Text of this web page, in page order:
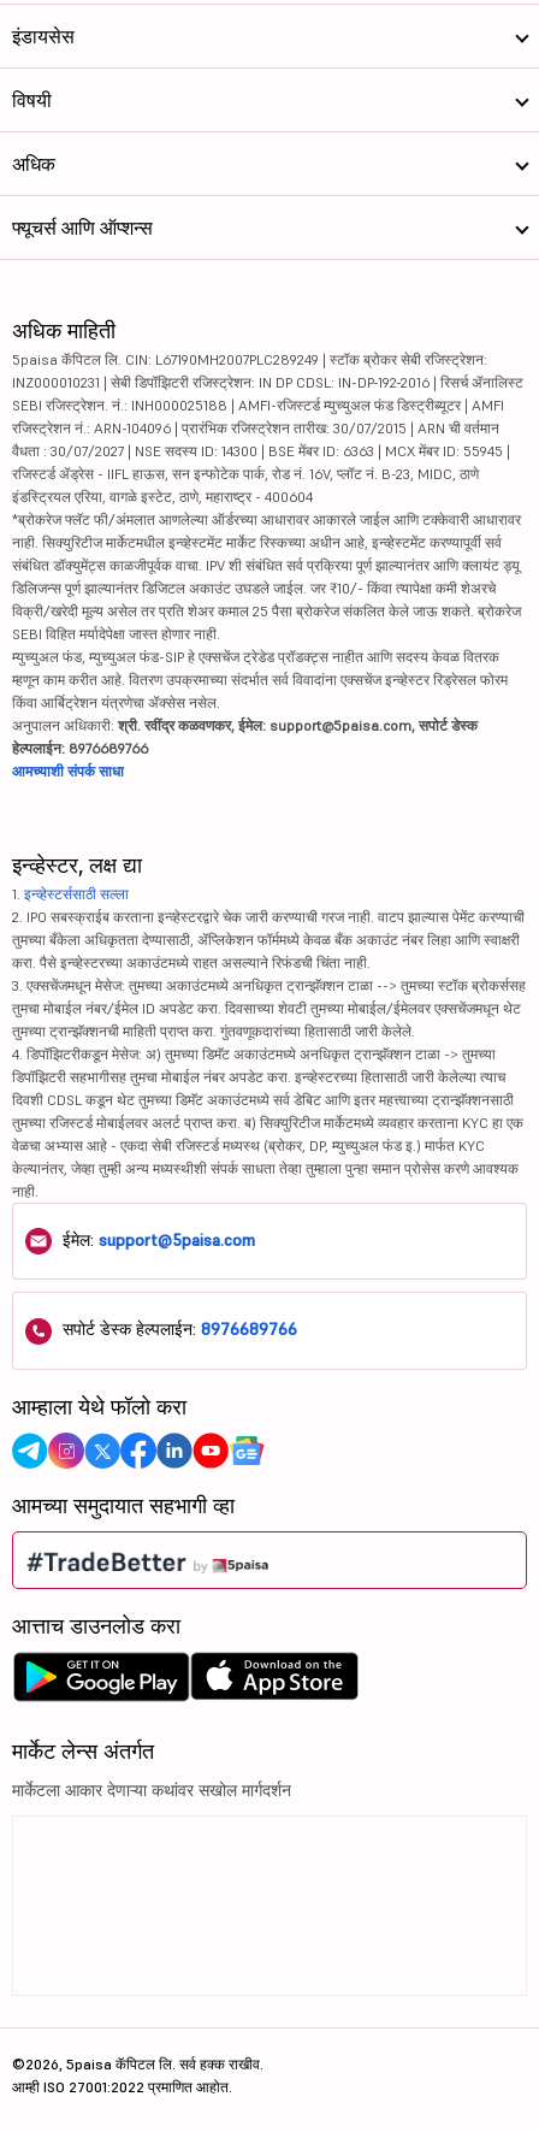
इंडायसेस
विषयी
अधिक
फ्यूचर्स आणि ऑप्शन्स
अधिक माहिती
5paisa कॅपिटल लि. CIN: L67190MH2007PLC289249 | स्टॉक ब्रोकर सेबी रजिस्ट्रेशन:
INZ000010231 | सेबी डिपॉझिटरी रजिस्ट्रेशन: IN DP CDSL: IN-DP-192-2016 | रिसर्च ॲनालिस्ट
SEBI रजिस्ट्रेशन. नं.: INH000025188 | AMFI-रजिस्टर्ड म्युच्युअल फंड डिस्ट्रीब्यूटर | AMFI
रजिस्ट्रेशन नं.: ARN-104096 | प्रारंभिक रजिस्ट्रेशन तारीख: 30/07/2015 | ARN ची वर्तमान
वैधता : 30/07/2027 | NSE सदस्य ID: 14300 | BSE मेंबर ID: 6363 | MCX मेंबर ID: 55945 |
रजिस्टर्ड ॲड्रेस - IIFL हाऊस, सन इन्फोटेक पार्क, रोड नं. 16V, प्लॉट नं. B-23, MIDC, ठाणे
इंडस्ट्रियल एरिया, वागळे इस्टेट, ठाणे, महाराष्ट्र - 400604
*ब्रोकरेज फ्लॅट फी/अंमलात आणलेल्या ऑर्डरच्या आधारावर आकारले जाईल आणि टक्केवारी आधारावर
नाही. सिक्युरिटीज मार्केटमधील इन्व्हेस्टमेंट मार्केट रिस्कच्या अधीन आहे, इन्व्हेस्टमेंट करण्यापूर्वी सर्व
संबंधित डॉक्युमेंट्स काळजीपूर्वक वाचा. IPV शी संबंधित सर्व प्रक्रिया पूर्ण झाल्यानंतर आणि क्लायंट ड्यू
डिलिजन्स पूर्ण झाल्यानंतर डिजिटल अकाउंट उघडले जाईल. जर ₹10/- किंवा त्यापेक्षा कमी शेअरचे
विक्री/खरेदी मूल्य असेल तर प्रति शेअर कमाल 25 पैसा ब्रोकरेज संकलित केले जाऊ शकते. ब्रोकरेज
SEBI विहित मर्यादेपेक्षा जास्त होणार नाही.
म्युच्युअल फंड, म्युच्युअल फंड-SIP हे एक्सचेंज ट्रेडेड प्रॉडक्ट्स नाहीत आणि सदस्य केवळ वितरक
म्हणून काम करीत आहे. वितरण उपक्रमाच्या संदर्भात सर्व विवादांना एक्सचेंज इन्व्हेस्टर रिड्रेसल फोरम
किंवा आर्बिट्रेशन यंत्रणेचा ॲक्सेस नसेल.
अनुपालन अधिकारी: श्री. रवींद्र कळवणकर, ईमेल: support@5paisa.com, सपोर्ट डेस्क
हेल्पलाईन: 8976689766
आमच्याशी संपर्क साधा
इन्व्हेस्टर, लक्ष द्या
1. इन्व्हेस्टर्ससाठी सल्ला
2. IPO सबस्क्राईब करताना इन्व्हेस्टरद्वारे चेक जारी करण्याची गरज नाही. वाटप झाल्यास पेमेंट करण्याची
तुमच्या बँकेला अधिकृतता देण्यासाठी, ॲप्लिकेशन फॉर्ममध्ये केवळ बँक अकाउंट नंबर लिहा आणि स्वाक्षरी
करा. पैसे इन्व्हेस्टरच्या अकाउंटमध्ये राहत असल्याने रिफंडची चिंता नाही.
3. एक्सचेंजमधून मेसेज: तुमच्या अकाउंटमध्ये अनधिकृत ट्रान्झॅक्शन टाळा --> तुमच्या स्टॉक ब्रोकर्ससह
तुमचा मोबाईल नंबर/ईमेल ID अपडेट करा. दिवसाच्या शेवटी तुमच्या मोबाईल/ईमेलवर एक्सचेंजमधून थेट
तुमच्या ट्रान्झॅक्शनची माहिती प्राप्त करा. गुंतवणूकदारांच्या हितासाठी जारी केलेले.
4. डिपॉझिटरीकडून मेसेज: अ) तुमच्या डिमॅट अकाउंटमध्ये अनधिकृत ट्रान्झॅक्शन टाळा -> तुमच्या
डिपॉझिटरी सहभागीसह तुमचा मोबाईल नंबर अपडेट करा. इन्व्हेस्टरच्या हितासाठी जारी केलेल्या त्याच
दिवशी CDSL कडून थेट तुमच्या डिमॅट अकाउंटमध्ये सर्व डेबिट आणि इतर महत्त्वाच्या ट्रान्झॅक्शनसाठी
तुमच्या रजिस्टर्ड मोबाईलवर अलर्ट प्राप्त करा. ब) सिक्युरिटीज मार्केटमध्ये व्यवहार करताना KYC हा एक
वेळचा अभ्यास आहे - एकदा सेबी रजिस्टर्ड मध्यस्थ (ब्रोकर, DP, म्युच्युअल फंड इ.) मार्फत KYC
केल्यानंतर, जेव्हा तुम्ही अन्य मध्यस्थीशी संपर्क साधता तेव्हा तुम्हाला पुन्हा समान प्रोसेस करणे आवश्यक
नाही.
ईमेल: support@5paisa.com
सपोर्ट डेस्क हेल्पलाईन: 8976689766
आम्हाला येथे फॉलो करा
आमच्या समुदायात सहभागी व्हा
आत्ताच डाउनलोड करा
मार्केट लेन्स अंतर्गत
मार्केटला आकार देणाऱ्या कथांवर सखोल मार्गदर्शन
©2026, 5paisa कॅपिटल लि. सर्व हक्क राखीव.
आम्ही ISO 27001:2022 प्रमाणित आहोत.